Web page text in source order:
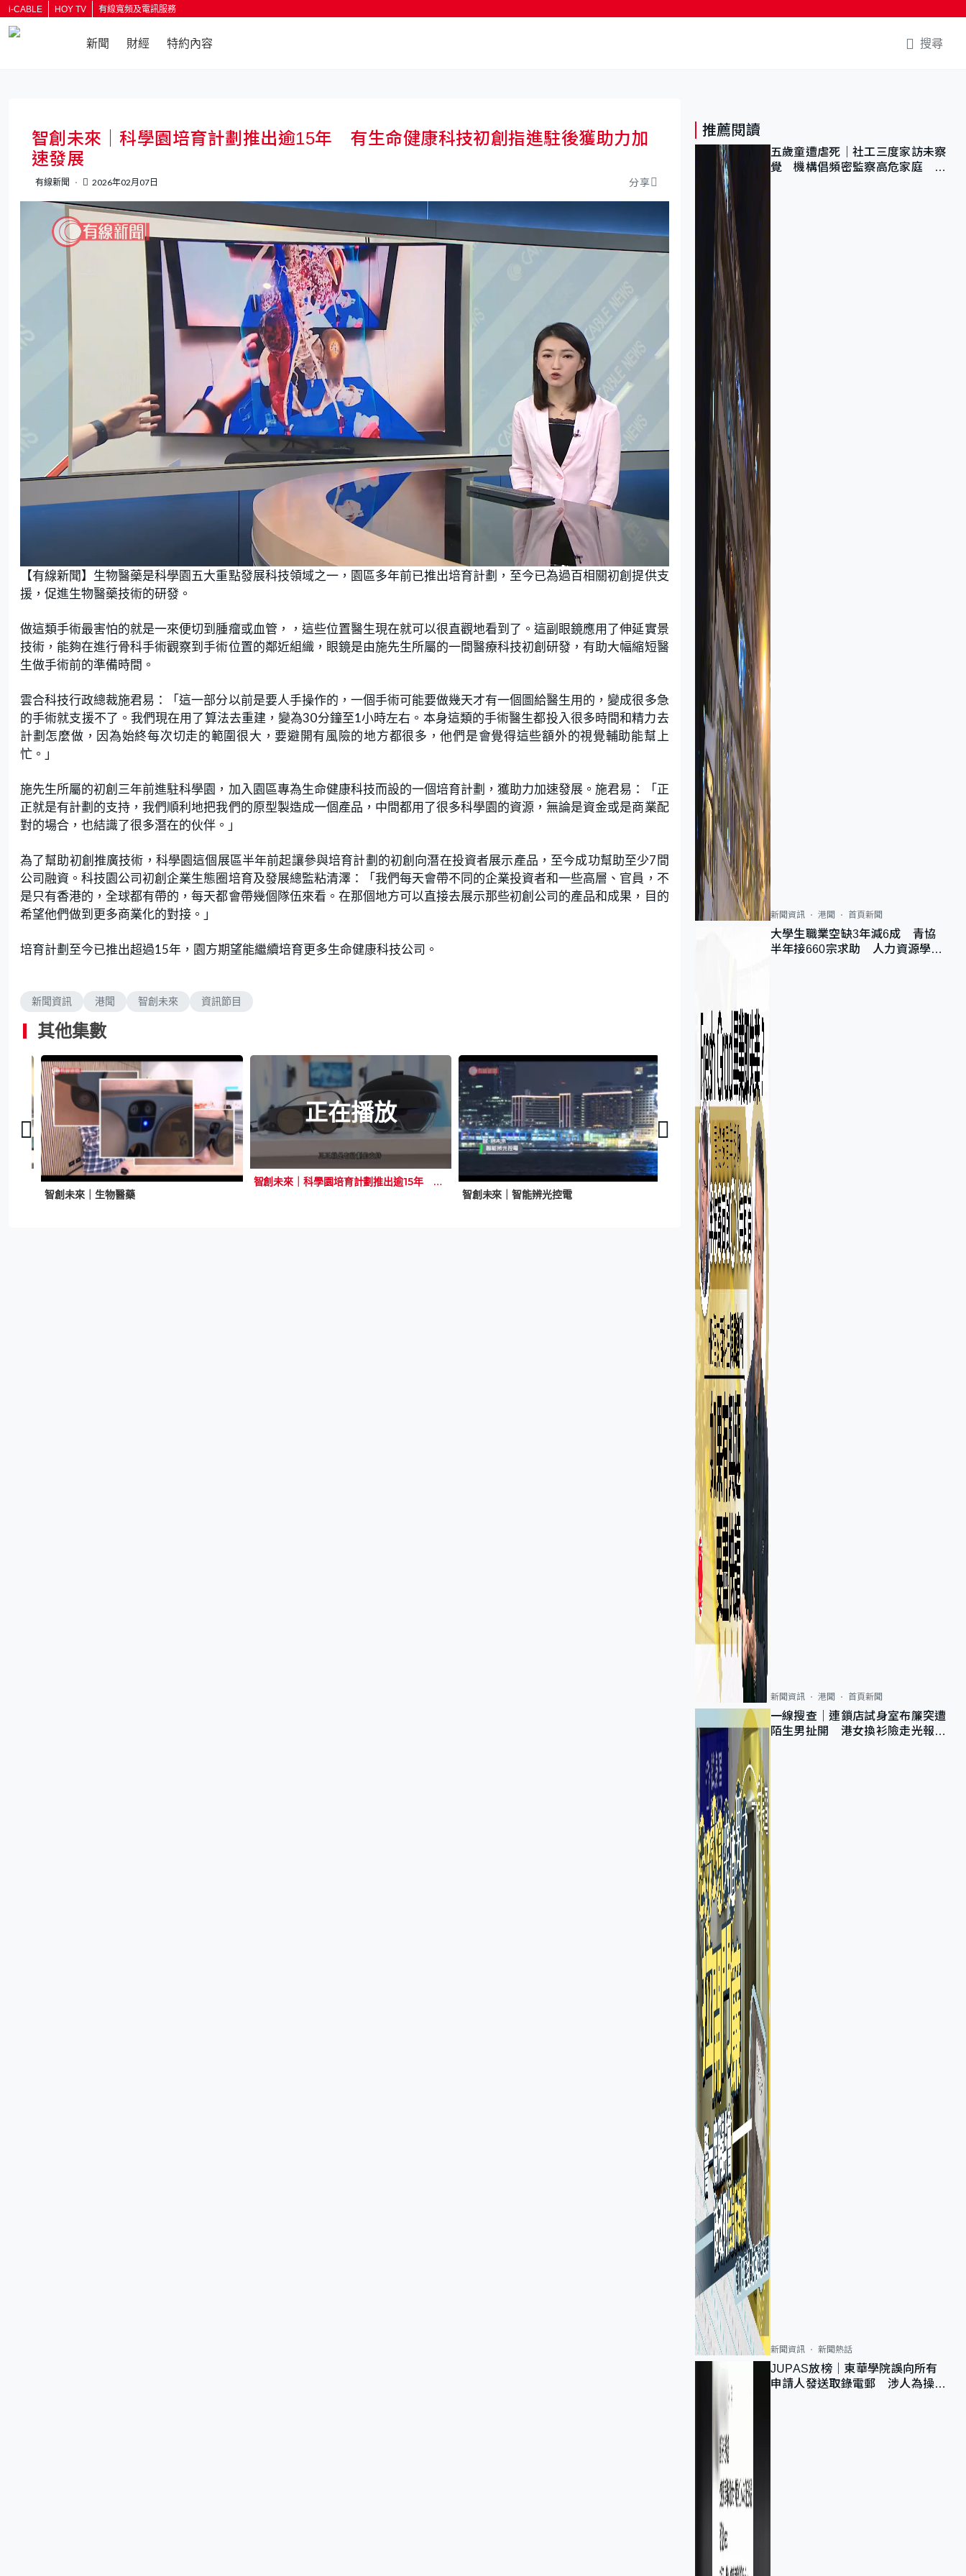
i-CABLE HOY TV 有線寬頻及電訊服務
新聞 財經 特約內容 搜尋
智創未來｜科學園培育計劃推出逾15年 有生命健康科技初創指進駐後獲助力加
速發展
有線新聞 2026年02月07日 分享
n
m
u
t
e
a
d
e
d
:
.
1
7
%
【有線新聞】生物醫藥是科學園五大重點發展科技領域之一，園區多年前已推出培育計劃，至今已為過百相關初創提供支
援，促進生物醫藥技術的研發。
做這類手術最害怕的就是一來便切到腫瘤或血管，，這些位置醫生現在就可以很直觀地看到了。這副眼鏡應用了伸延實景
技術，能夠在進行骨科手術觀察到手術位置的鄰近組織，眼鏡是由施先生所屬的一間醫療科技初創研發，有助大幅縮短醫
生做手術前的準備時間。
雲合科技行政總裁施君易：「這一部分以前是要人手操作的，一個手術可能要做幾天才有一個圖給醫生用的，變成很多急
的手術就支援不了。我們現在用了算法去重建，變為30分鐘至1小時左右。本身這類的手術醫生都投入很多時間和精力去
計劃怎麼做，因為始終每次切走的範圍很大，要避開有風險的地方都很多，他們是會覺得這些額外的視覺輔助能幫上
忙。」
施先生所屬的初創三年前進駐科學園，加入園區專為生命健康科技而設的一個培育計劃，獲助力加速發展。施君易：「正
正就是有計劃的支持，我們順利地把我們的原型製造成一個產品，中間都用了很多科學園的資源，無論是資金或是商業配
對的場合，也結識了很多潛在的伙伴。」
為了幫助初創推廣技術，科學園這個展區半年前起讓參與培育計劃的初創向潛在投資者展示產品，至今成功幫助至少7間
公司融資。科技園公司初創企業生態圈培育及發展總監粘清澤：「我們每天會帶不同的企業投資者和一些高層、官員，不
是只有香港的，全球都有帶的，每天都會帶幾個隊伍來看。在那個地方可以直接去展示那些初創公司的產品和成果，目的
希望他們做到更多商業化的對接。」
培育計劃至今已推出超過15年，園方期望能繼續培育更多生命健康科技公司。
新聞資訊 港聞 智創未來 資訊節目
其他集數
智創未來｜生物醫藥
正在播放
智創未來｜科學園培育計劃推出逾15年 有生命健康科技初創指進駐後獲助力加速發展
智創未來｜智能辨光控電
推薦閱讀
五歲童遭虐死｜社工三度家訪未察
覺 機構倡頻密監察高危家庭 管
新聞資訊 港聞 首頁新聞
大學生職業空缺3年減6成 青協
半年接660宗求助 人力資源學
新聞資訊 港聞 首頁新聞
一線搜查｜連鎖店試身室布簾突遭
陌生男扯開 港女換衫險走光報
新聞資訊 新聞熱話
JUPAS放榜｜東華學院誤向所有
申請人發送取錄電郵 涉人為操作